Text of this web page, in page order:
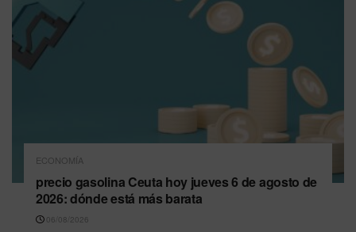
ECONOMÍA
precio gasolina Ceuta hoy jueves 6 de agosto de
2026: dónde está más barata
06/08/2026